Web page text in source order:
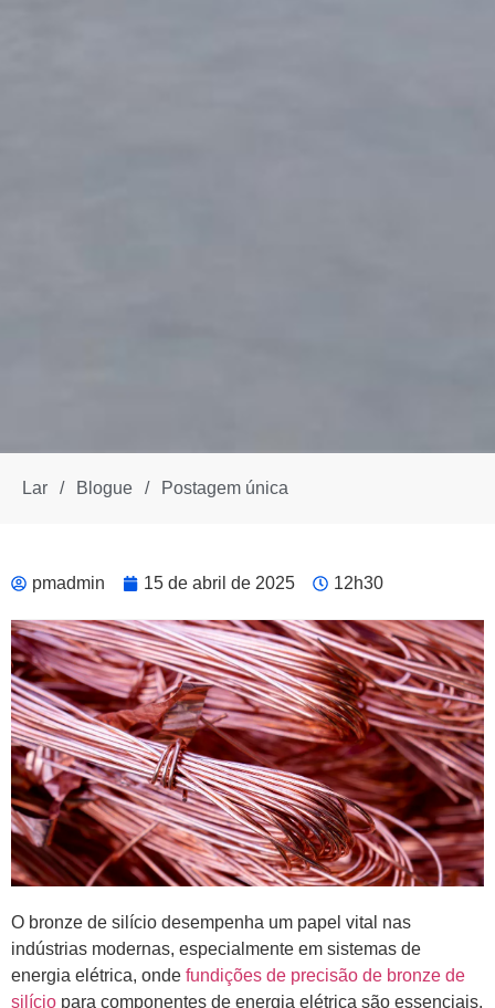
Lar / Blogue / Postagem única
pmadmin 15 de abril de 2025 12h30
O bronze de silício desempenha um papel vital nas
indústrias modernas, especialmente em sistemas de
energia elétrica, onde fundições de precisão de bronze de
silício para componentes de energia elétrica são essenciais.